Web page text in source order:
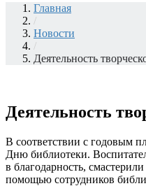
Главная
/
Новости
/
Деятельность
Деятельность
В соответствии с годовым
Дню библиотеки.
в благодарность,
помощью сотрудников